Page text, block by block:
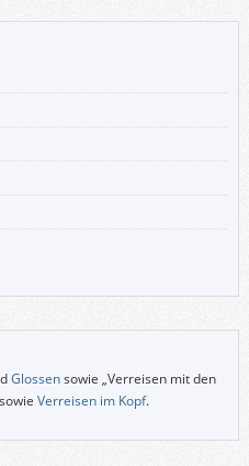
Glossensowie „Verreisen mit den
Verreisen im Kopf.